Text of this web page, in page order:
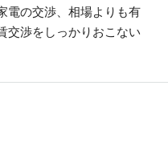
電の交渉、相場よりも有
交渉をしっかりおこない